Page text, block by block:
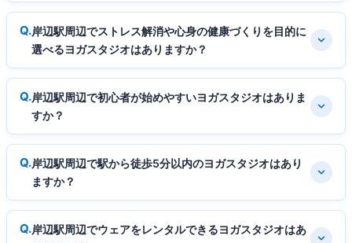
岸辺駅周辺でストレス解消や心身の健康づくりを目的に
選べるヨガスタジオはありますか？
岸辺駅周辺で初心者が始めやすいヨガスタジオはありま
すか？
岸辺駅周辺で駅から徒歩5分以内のヨガスタジオはあり
ますか？
岸辺駅周辺でウェアをレンタルできるヨガスタジオはあ